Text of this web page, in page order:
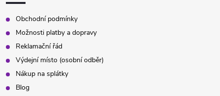
Obchodní podmínky
Možnosti platby a dopravy
Reklamační řád
Výdejní místo (osobní odběr)
Nákup na splátky
Blog